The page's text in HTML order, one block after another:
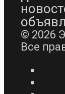
© 2026
Все